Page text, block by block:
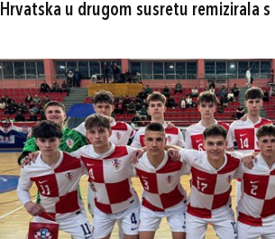
Hrvatska u drugom susretu remizirala s